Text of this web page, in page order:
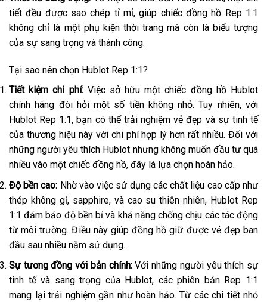
tiết đều được sao chép tỉ mỉ, giúp chiếc đồng hồ Rep 1:1
không chỉ là một phụ kiện thời trang mà còn là biểu tượng
của sự sang trọng và thành công.
Tại sao nên chọn Hublot Rep 1:1?
Tiết kiệm chi phí:Việc sở hữu một chiếc đồng hồ Hublot
chính hãng đòi hỏi một số tiền không nhỏ. Tuy nhiên, với
Hublot Rep 1:1, bạn có thể trải nghiệm vẻ đẹp và sự tinh tế
của thương hiệu này với chi phí hợp lý hơn rất nhiều. Đối với
những người yêu thích Hublot nhưng không muốn đầu tư quá
nhiều vào một chiếc đồng hồ, đây là lựa chọn hoàn hảo.
Độ bền cao: Nhờ vào việc sử dụng các chất liệu cao cấp như
thép không gỉ, sapphire, và cao su thiên nhiên, Hublot Rep
1:1 đảm bảo độ bền bỉ và khả năng chống chịu các tác động
từ môi trường. Điều này giúp đồng hồ giữ được vẻ đẹp ban
đầu sau nhiều năm sử dụng.
Sự tương đồng với bản chính:Với những người yêu thích sự
tinh tế và sang trọng của Hublot, các phiên bản Rep 1:1
mang lại trải nghiệm gần như hoàn hảo. Từ các chi tiết nhỏ